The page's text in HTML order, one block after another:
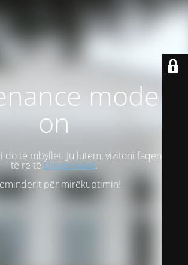
mode is
on
të mbyllet. Ju lutem, vizitoni faqen tonë
të re të Universitetit.
për mirëkuptimin!